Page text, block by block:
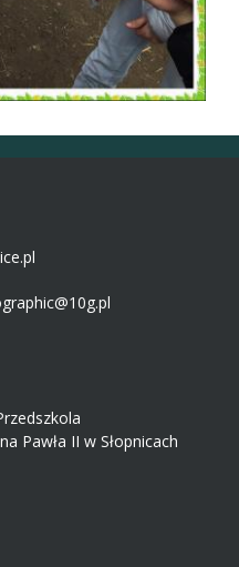
Pawła II w Słopnicach